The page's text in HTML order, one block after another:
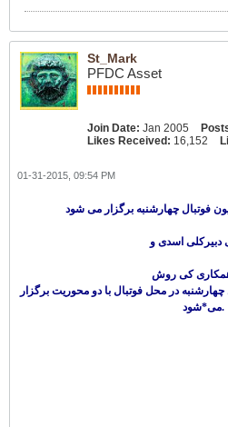
St_Mark
PFDC Asset
Join Date: Jan 2005
Likes Received: 16,152
01-31-2015, 09:54 PM
فوتبال چهارشنبه برگزار می شود
دبیرکلی اسدی و
همکاری کی روش
در محل فوتبال با دو محوریت برگزار
می*شود.